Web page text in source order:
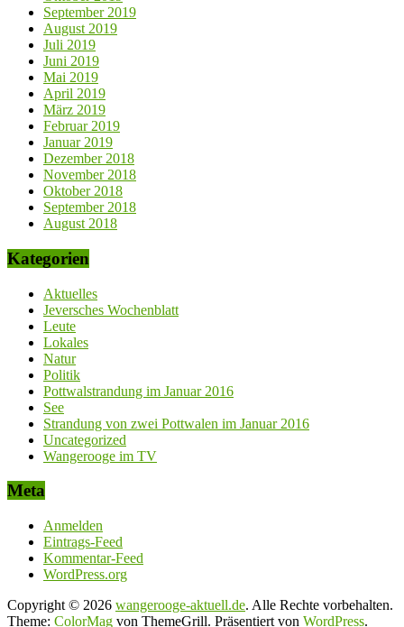
September 2019
August 2019
Juli 2019
Juni 2019
Mai 2019
April 2019
März 2019
Februar 2019
Januar 2019
Dezember 2018
November 2018
Oktober 2018
September 2018
August 2018
Kategorien
Aktuelles
Jeversches Wochenblatt
Leute
Lokales
Natur
Politik
Pottwalstrandung im Januar 2016
See
Strandung von zwei Pottwalen im Januar 2016
Uncategorized
Wangerooge im TV
Meta
Anmelden
Eintrags-Feed
Kommentar-Feed
WordPress.org
Copyright © 2026 wangerooge-aktuell.de. Alle Rechte vorbehalten.
Theme: ColorMag von ThemeGrill. Präsentiert von WordPress.